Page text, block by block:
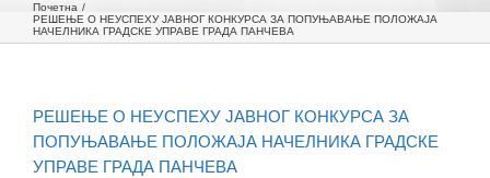
Почетна
РЕШЕЊЕ О НЕУСПЕХУ ЈАВНОГ КОНКУРСА ЗА ПОПУЊАВАЊЕ ПОЛОЖАЈА
НАЧЕЛНИКА ГРАДСКЕ УПРАВЕ ГРАДА ПАНЧЕВА
РЕШЕЊЕ О НЕУСПЕХУ ЈАВНОГ КОНКУРСА ЗА
ПОПУЊАВАЊЕ ПОЛОЖАЈА НАЧЕЛНИКА ГРАДСКЕ
УПРАВЕ ГРАДА ПАНЧЕВА